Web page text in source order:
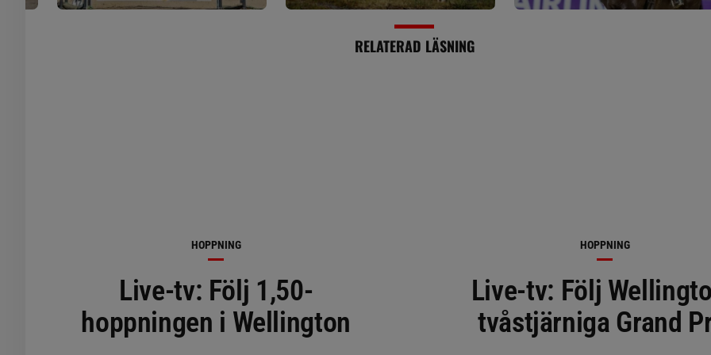
RELATERAD LÄSNING
HOPPNING
Live-tv: Följ 1,50-
hoppningen i Wellington
HOPPNING
Live-tv: Följ
tvåstjärniga Grand